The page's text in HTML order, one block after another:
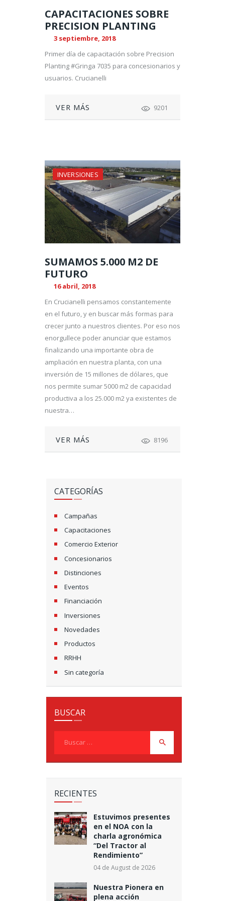
CAPACITACIONES SOBRE
PRECISION PLANTING
3 septiembre, 2018
Primer día de capacitación sobre Precision
Planting #Gringa 7035 para concesionarios y
usuarios. Crucianelli
VER MÁS 9201
INVERSIONES
SUMAMOS 5.000 M2 DE
FUTURO
16 abril, 2018
En Crucianelli pensamos constantemente
en el futuro, y en buscar más formas para
crecer junto a nuestros clientes. Por eso nos
enorgullece poder anunciar que estamos
finalizando una importante obra de
ampliación en nuestra planta, con una
inversión de 15 millones de dólares, que
nos permite sumar 5000 m2 de capacidad
productiva a los 25.000 m2 ya existentes de
nuestra…
VER MÁS 8196
CATEGORÍAS
Campañas
Capacitaciones
Comercio Exterior
Concesionarios
Distinciones
Eventos
Financiación
Inversiones
Novedades
Productos
RRHH
Sin categoría
BUSCAR
RECIENTES
Estuvimos presentes
en el NOA con la
charla agronómica
“Del Tractor al
Rendimiento”
04 de August de 2026
Nuestra Pionera en
plena acción